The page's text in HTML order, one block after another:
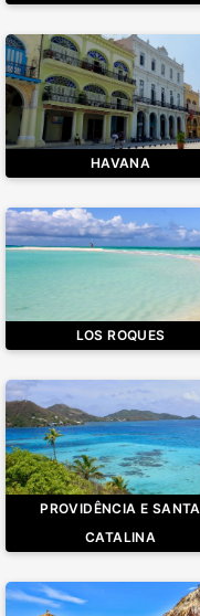
HAVANA
LOS ROQUES
PROVIDÊNCIA E SANTA
CATALINA